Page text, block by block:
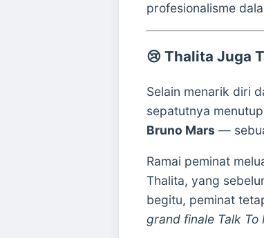
profesionalisme
😢 Thalita Juga
Selain menarik diri
sepatutnya
Bruno Mars —
Ramai peminat
Thalita, yang
begitu, peminat
grand finale Talk